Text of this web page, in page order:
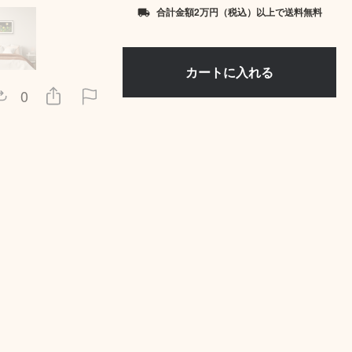
0
local_shipping 合計金額2万円（税込）以上で送料無料